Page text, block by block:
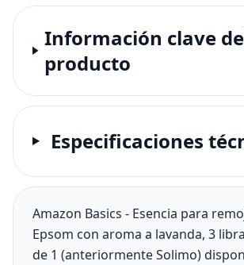
Información clave
producto
Especificaciones
Amazon Basics - Esencia para
Epsom con aroma a lavanda, 3
de 1 (anteriormente Solimo)